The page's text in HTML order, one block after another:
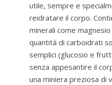
utile, sempre e
reidratare il corpo.
minerali come
quantità di carboidrati
semplici (glucosio e
senza appesantire il
una miniera preziosa di